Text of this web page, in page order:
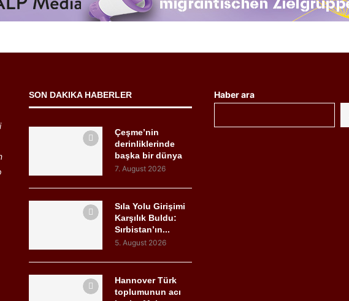
SON DAKIKA HABERLER
Çeşme’nin
derinliklerinde
başka bir dünya
7. August 2026
Sıla Yolu Girişimi
Karşılık Buldu:
Sırbistan’ın...
5. August 2026
Hannover Türk
toplumunun acı
Haber ara